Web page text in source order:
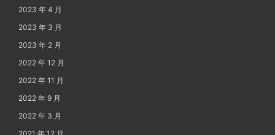
2023 年 4 月
2023 年 3 月
2023 年 2 月
2022 年 12 月
2022 年 11 月
2022 年 9 月
2022 年 3 月